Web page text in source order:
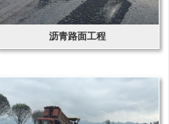
沥青路面工程